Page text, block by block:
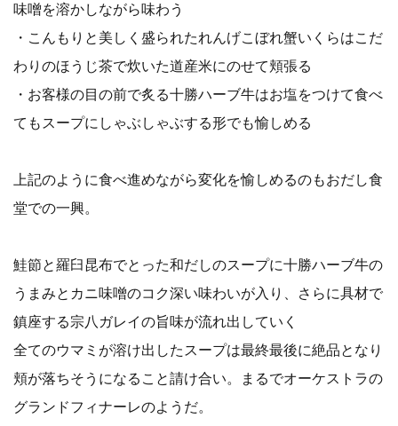
味噌を溶かしながら味わう
・こんもりと美しく盛られたれんげこぼれ蟹いくらはこだ
わりのほうじ茶で炊いた道産米にのせて頬張る
・お客様の目の前で炙る十勝ハーブ牛はお塩をつけて食べ
てもスープにしゃぶしゃぶする形でも愉しめる
上記のように食べ進めながら変化を愉しめるのもおだし食
堂での一興。
鮭節と羅臼昆布でとった和だしのスープに十勝ハーブ牛の
うまみとカニ味噌のコク深い味わいが入り、さらに具材で
鎮座する宗八ガレイの旨味が流れ出していく
全てのウマミが溶け出したスープは最終最後に絶品となり
頬が落ちそうになること請け合い。まるでオーケストラの
グランドフィナーレのようだ。